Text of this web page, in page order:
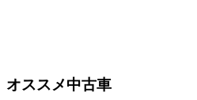
オススメ中古車